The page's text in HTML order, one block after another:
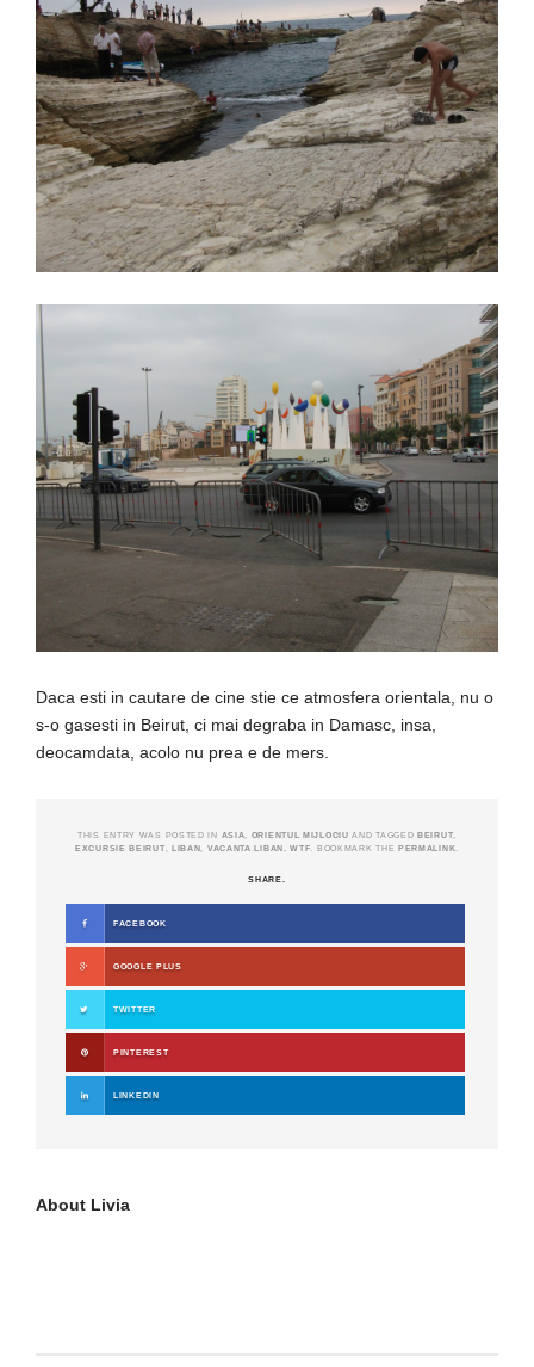
Daca esti in cautare de cine stie ce atmosfera orientala, nu o
s-o gasesti in Beirut, ci mai degraba in Damasc, insa,
deocamdata, acolo nu prea e de mers.
THIS ENTRY WAS POSTED IN ASIA ORIENTUL MIJLOCIU AND TAGGED BEIRUT
EXCURSIE BEIRUT
LIBAN VACANTA LIBAN ,WTF . BOOKMARK THE PERMALINK
SHARE.
FACEBOOK
GOOGLE PLUS
TWITTER
PINTEREST
LINKEDIN
About Livia